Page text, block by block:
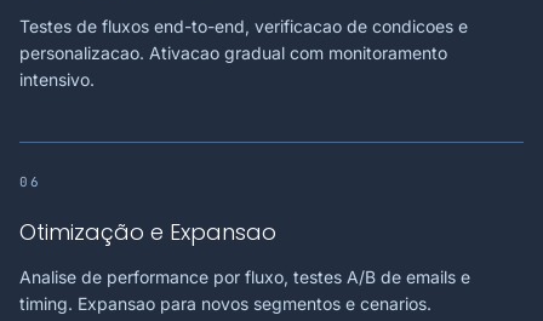
Testes de fluxos end-to-end, verificacao de condicoes e
personalizacao. Ativacao gradual com monitoramento
intensivo.
06
Otimização e Expansao
Analise de performance por fluxo, testes A/B de emails e
timing. Expansao para novos segmentos e cenarios.